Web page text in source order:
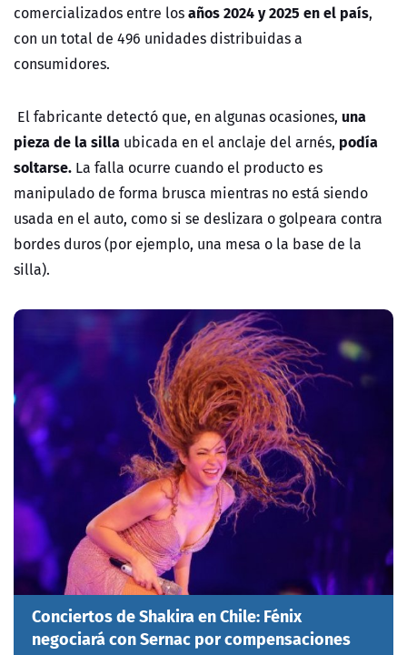
comercializados entre losaños 2024 y 2025 en el país,
con un total de 496 unidades distribuidas a
consumidores.
El fabricante detectó que, en algunas ocasiones, una
pieza de la silla ubicada en el anclaje del arnés, podía
soltarse. La falla ocurre cuando el producto es
manipulado de forma brusca mientras no está siendo
usada en el auto, como si se deslizara o golpeara contra
bordes duros (por ejemplo, una mesa o la base de la
silla).
Conciertos de Shakira en Chile: Fénix
negociará con Sernac por compensaciones